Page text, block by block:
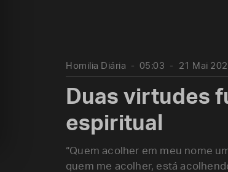
Homilia Diária 05:03 21 Mai
Duas virtudes
espiritual
“Quem acolher em meu nome
quem me acolher, está